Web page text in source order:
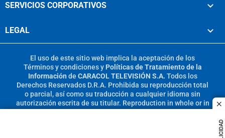
SERVICIOS CORPORATIVOS
LEGAL
El uso de este sitio web implica la aceptación de los
Términos y condicionesy Políticas de Tratamiento de la
Información de CARACOL TELEVISIÓN S.A. Todos los
Derechos Reservados D.R.A. Prohibida su reproducción total
o parcial, así como su traducción a cualquier idioma sin
autorización escrita de su titular. Reproduction in whole or in